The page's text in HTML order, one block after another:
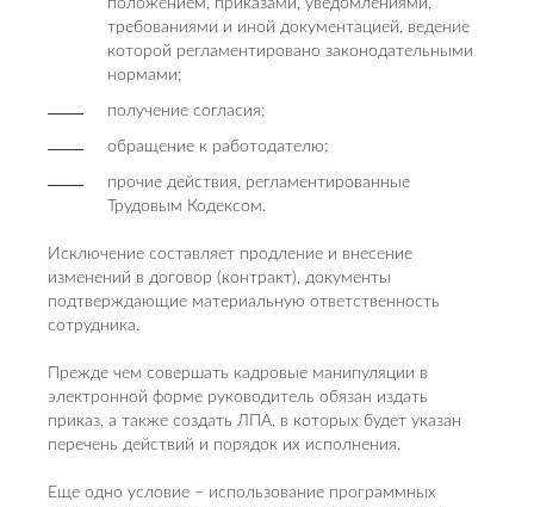
положением, приказами, уведомлениями,
требованиями и иной документацией, ведение
которой регламентировано законодательными
нормами;
получение согласия;
обращение к работодателю;
прочие действия, регламентированные
Трудовым Кодексом.
Исключение составляет продление и внесение
изменений в договор (контракт), документы
подтверждающие материальную ответственность
сотрудника.
Прежде чем совершать кадровые манипуляции в
электронной форме руководитель обязан издать
приказ, а также создать ЛПА, в которых будет указан
перечень действий и порядок их исполнения.
Еще одно условие – использование программных